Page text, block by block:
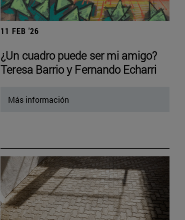
11 FEB '26
¿Un cuadro puede ser mi amigo?
Teresa Barrio y Fernando Echarri
Más información